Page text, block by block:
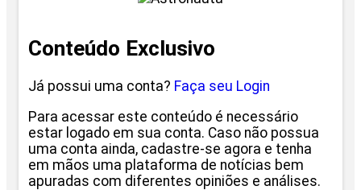
Conteúdo Exclusivo
Já possui uma conta? Faça seu Login
Para acessar este conteúdo é necessário
estar logado em sua conta. Caso não possua
uma conta ainda, cadastre-se agora e tenha
em mãos uma plataforma de notícias bem
apuradas com diferentes opiniões e análises.